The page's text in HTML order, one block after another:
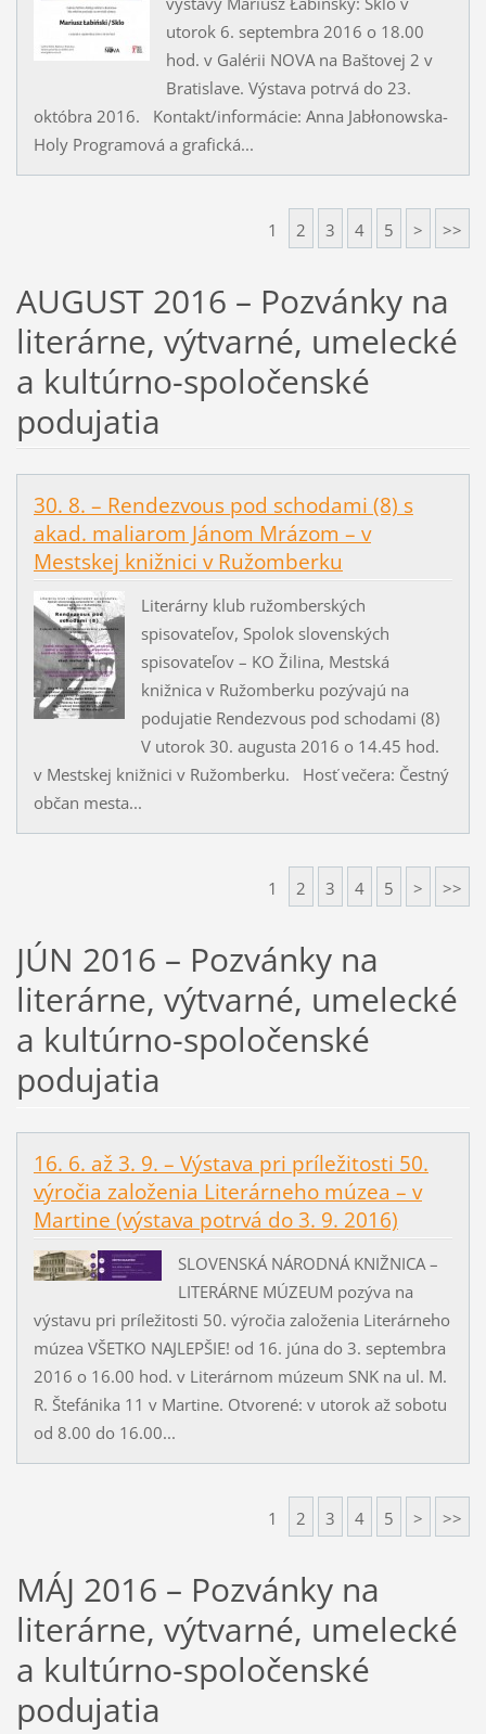
utorok 6. septembra 2016 o 18.00
hod. v Galérii NOVA na Baštovej 2 v
Bratislave. Výstava potrvá do 23.
októbra 2016. Kontakt/informácie: Anna Jabłonowska-
Holy Programová a grafická...
1 2 3 4 5 > >>
AUGUST 2016 – Pozvánky na
literárne, výtvarné, umelecké
a kultúrno-spoločenské
podujatia
30. 8. – Rendezvous pod schodami (8) s
akad. maliarom Jánom Mrázom – v
Mestskej knižnici v Ružomberku
Literárny klub ružomberských
spisovateľov, Spolok slovenských
spisovateľov – KO Žilina, Mestská
knižnica v Ružomberku pozývajú na
podujatie Rendezvous pod schodami (8)
V utorok 30. augusta 2016 o 14.45 hod.
v Mestskej knižnici v Ružomberku. Hosť večera: Čestný
občan mesta...
1 2 3 4 5 > >>
JÚN 2016 – Pozvánky na
literárne, výtvarné, umelecké
a kultúrno-spoločenské
podujatia
16. 6. až 3. 9. – Výstava pri príležitosti 50.
výročia založenia Literárneho múzea – v
Martine (výstava potrvá do 3. 9. 2016)
SLOVENSKÁ NÁRODNÁ KNIŽNICA –
LITERÁRNE MÚZEUM pozýva na
výstavu pri príležitosti 50. výročia založenia Literárneho
múzea VŠETKO NAJLEPŠIE! od 16. júna do 3. septembra
2016 o 16.00 hod. v Literárnom múzeum SNK na ul. M.
R. Štefánika 11 v Martine. Otvorené: v utorok až sobotu
od 8.00 do 16.00...
1 2 3 4 5 > >>
MÁJ 2016 – Pozvánky na
literárne, výtvarné, umelecké
a kultúrno-spoločenské
podujatia